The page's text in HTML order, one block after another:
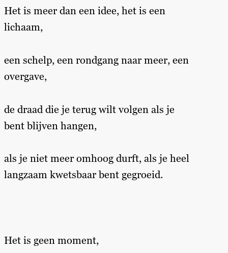
Het is meer dan een idee, het is een
lichaam,
een schelp, een rondgang naar meer, een
overgave,
de draad die je terug wilt volgen als je
bent blijven hangen,
als je niet meer omhoog durft, als je heel
langzaam kwetsbaar bent gegroeid.
Het is geen moment,